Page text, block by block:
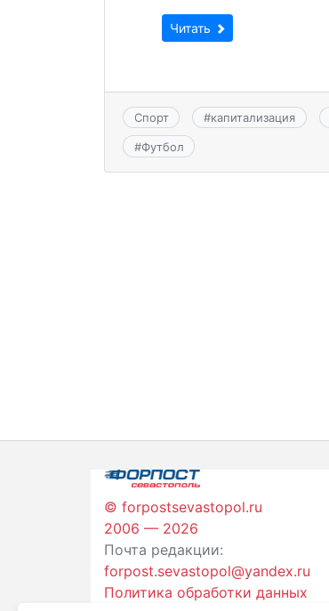
Читать
Спорт #капитализация
#Футбол
© forpostsevastopol.ru
2006 — 2026
Почта редакции:
forpost.sevastopol@yandex.ru
Политика обработки данных